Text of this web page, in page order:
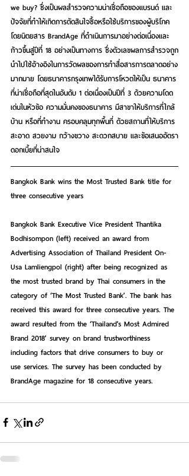
we buy? ซึ่งเป็นผลสำรวจความน่าเชื่อถือของแบรนด์ และ
ปัจจัยที่ทำให้เกิดการตัดสินใจซื้อหรือใช้บริการของผู้บริโภค
โดยนิตยสาร BrandAge ที่ดำเนินการมาอย่างต่อเนื่องและ
ก้าวขึ้นสู่ปีที่ 18 อย่างเป็นทางการ ซึ่งตัวเลขผลการสำรวจถูก
นำไปใช้อ้างอิงในการวัดผลของการทำสื่อสารการตลาดอย่าง
มากมาย โดยธนาคารกรุงเทพได้รับการโหวตให้เป็น ธนาคาร
ที่น่าเชื่อถือที่สุดในอันดับ 1 ต่อเนื่องเป็นปีที่ 3 ด้วยความโดด
เด่นในหัวข้อ ความมั่นคงของธนาคาร มีสาขาให้บริการที่ใกล้
บ้าน หรือที่ทำงาน ครอบคลุมทุกพื้นที่ ด้วยสถานที่ให้บริการ
สะอาด สวยงาม กว้างขวาง สะดวกสบาย และข้อเสนออัตรา
ดอกเบี้ยที่น่าสนใจ
Bangkok Bank wins the Most Trusted Bank title for
three consecutive years
Bangkok Bank Executive Vice President Thantika
Bodhisompon (left) received an award from
Advertising Association of Thailand President On-
Usa Lamliengpol (right) after being recognized as
the most trusted brand by Thai consumers in the
category of ‘The Most Trusted Bank’. The bank has
received this award for three consecutive years. The
award resulted from the ‘Thailand’s Most Admired
Brand 2018’ survey on brand trustworthiness
including factors that drive consumers to buy or
use services. The survey has been conducted by
BrandAge magazine for 18 consecutive years.